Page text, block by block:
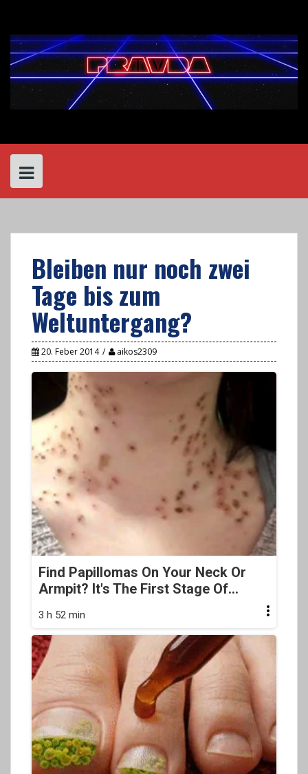
content
Bleiben nur noch zwei
Tage bis zum
Weltuntergang?
20. Feber 2014 aikos2309
Find Papillomas On Your Neck Or
Armpit? It's The First Stage Of...
3 h 52 min